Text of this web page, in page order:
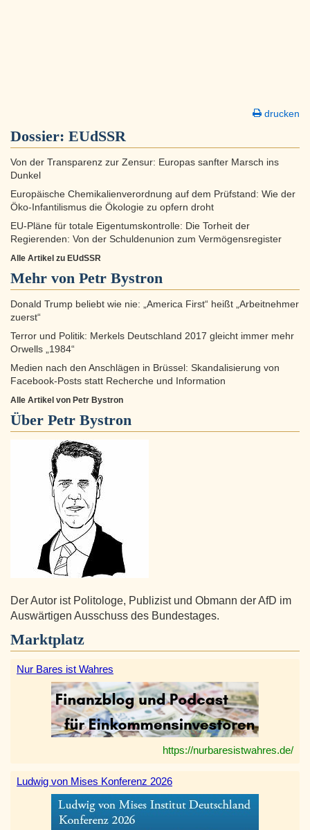
drucken
Dossier: EUdSSR
Von der Transparenz zur Zensur: Europas sanfter Marsch ins
Dunkel
Europäische Chemikalienverordnung auf dem Prüfstand: Wie der
Öko-Infantilismus die Ökologie zu opfern droht
EU-Pläne für totale Eigentumskontrolle: Die Torheit der
Regierenden: Von der Schuldenunion zum Vermögensregister
Alle Artikel zu EUdSSR
Mehr von Petr Bystron
Donald Trump beliebt wie nie: „America First“ heißt „Arbeitnehmer
zuerst“
Terror und Politik: Merkels Deutschland 2017 gleicht immer mehr
Orwells „1984“
Medien nach den Anschlägen in Brüssel: Skandalisierung von
Facebook-Posts statt Recherche und Information
Alle Artikel von Petr Bystron
Über Petr Bystron
Der Autor ist Politologe, Publizist und Obmann der AfD im
Auswärtigen Ausschuss des Bundestages.
Marktplatz
Nur Bares ist Wahres
https://nurbaresistwahres.de/
Ludwig von Mises Konferenz 2026